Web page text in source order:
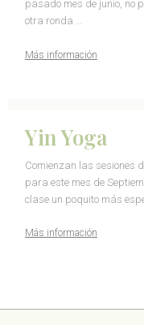
pasado mes de junio, no
otra ronda …
Más información
Yin Yoga
Comienzan las sesiones
para este mes de
clase un poquito más
Más información